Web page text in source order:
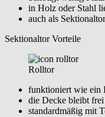
in Holz oder Stahl
auch als
Sektionaltor Vorteile
Rolltor
funktioniert wie ein
die Decke bleibt frei
standardmäßig mit